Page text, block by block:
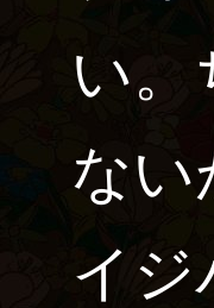
い。
ない
イジ